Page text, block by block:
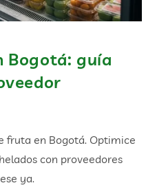
Bogotá: guía
fruta en Bogotá. Optimice
con proveedores
ya.